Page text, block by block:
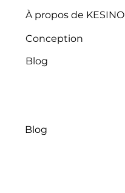
À propos de KESINO
Conception
Blog
Blog